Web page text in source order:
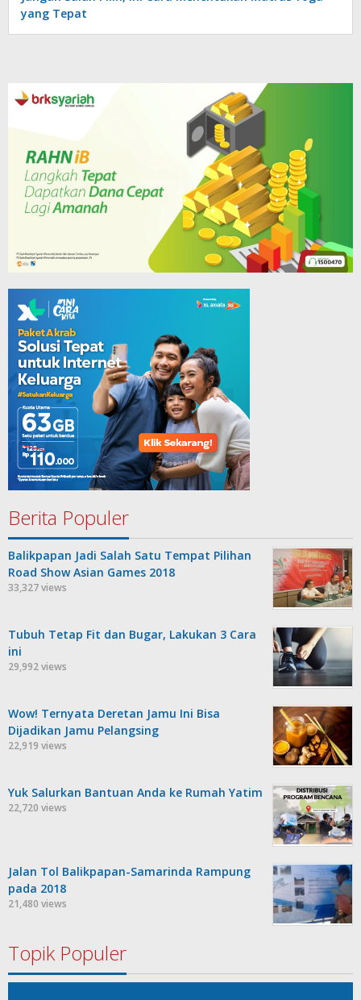
yang Tepat
Berita Populer
Balikpapan Jadi Salah Satu Tempat Pilihan
Road Show Asian Games 2018
33,327 views
Tubuh Tetap Fit dan Bugar, Lakukan 3 Cara
ini
29,992 views
Wow! Ternyata Deretan Jamu Ini Bisa
Dijadikan Jamu Pelangsing
22,919 views
Yuk Salurkan Bantuan Anda ke Rumah Yatim
22,720 views
Jalan Tol Balikpapan-Samarinda Rampung
pada 2018
21,480 views
Topik Populer